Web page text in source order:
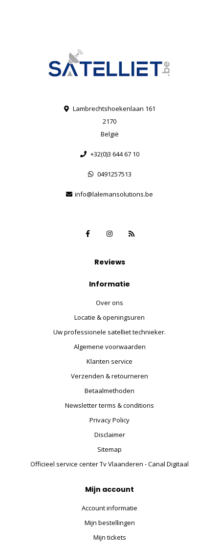
Lambrechtshoekenlaan 161
2170
België
+32(0)3 644 67 10
0491257513
info@lalemansolutions.be
Reviews
Informatie
Over ons
Locatie & openingsuren
Uw professionele satelliet technieker.
Algemene voorwaarden
Klanten service
Verzenden & retourneren
Betaalmethoden
Newsletter terms & conditions
Privacy Policy
Disclaimer
Sitemap
Officieel service center Tv Vlaanderen - Canal Digitaal
Mijn account
Account informatie
Mijn bestellingen
Mijn tickets